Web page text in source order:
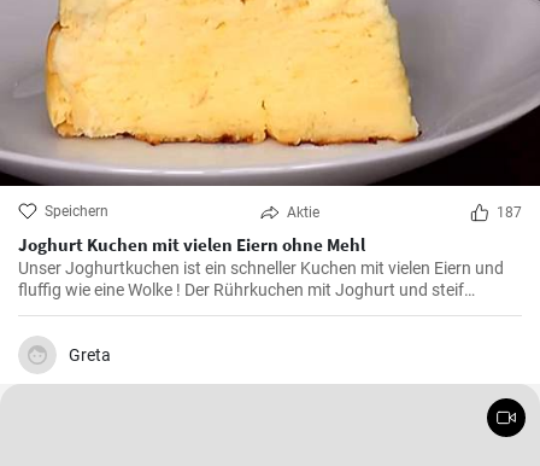
Speichern Aktie 187
Joghurt Kuchen mit vielen Eiern ohne Mehl
Unser Joghurtkuchen ist ein schneller Kuchen mit vielen Eiern und
fluffig wie eine Wolke ! Der Rührkuchen mit Joghurt und steif
geschlagenem Eiweiß (ohne Mehl) wird ihre Familie begeistern weil
er so flauschig und lecker ist.
Greta